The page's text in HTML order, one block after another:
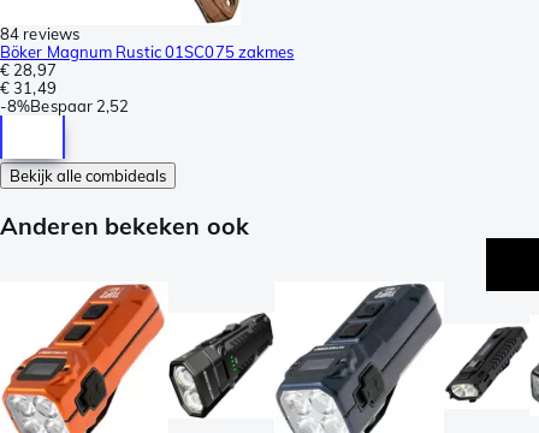
84 reviews
Böker Magnum Rustic 01SC075 zakmes
€ 28,97
€ 31,49
-8%Bespaar 2,52
Bekijk alle combideals
Anderen bekeken ook